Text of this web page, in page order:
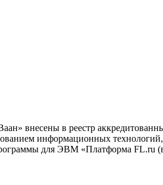
внесены в реестр
информационных
для ЭВМ «Платформа FL.ru